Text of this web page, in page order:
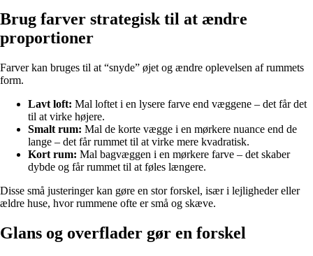
Brug farver strategisk til at ændre
proportioner
Farver kan bruges til at “snyde” øjet og ændre oplevelsen af rummets
form.
Lavt loft: Mal loftet i en lysere farve end væggene – det får det
til at virke højere.
Smalt rum: Mal de korte vægge i en mørkere nuance end de
lange – det får rummet til at virke mere kvadratisk.
Kort rum: Mal bagvæggen i en mørkere farve – det skaber
dybde og får rummet til at føles længere.
Disse små justeringer kan gøre en stor forskel, især i lejligheder eller
ældre huse, hvor rummene ofte er små og skæve.
Glans og overflader gør en forskel